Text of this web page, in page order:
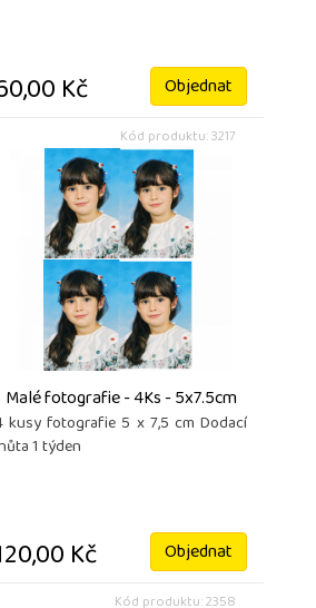
Kč Objednat
Kód produktu: 3217
Malé fotografie - 4Ks - 5x7.5cm
kusy fotografie 5 x 7,5 cm Dodací
1 týden
Kč Objednat